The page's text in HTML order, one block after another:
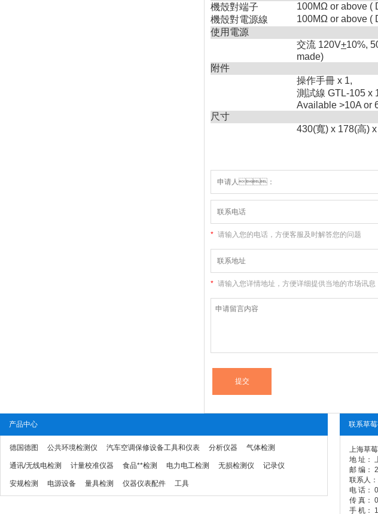
機殼對端子
100MΩ or above (
機殼對電源線
100MΩ or above (
使用電源
交流 120V+10%,
made)
附件
操作手冊 x 1,
測試線 GTL-105 x
Available >10A or
尺寸
430(寬) x 178(高)
* 请输入您的电话，方便客服及时解答您的问题
* 请输入您详情地址，方便详细提供当地的市场讯息
产品中心
德国德图 公共环境检测仪 汽车空调保修设备工具和仪表 分析仪器 气体检测
通讯/无线电检测 计量校准仪器 食品**检测 电力电工检测 无损检测仪 记录仪
安规检测 电源设备 量具检测 仪器仪表配件 工具
联系草
上海草
地 址
邮 编
联系人
电 话
传 真
手 机